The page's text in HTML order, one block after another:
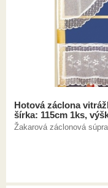
Hotová záclona
šírka: 115cm 1ks,
Žakarová záclonová